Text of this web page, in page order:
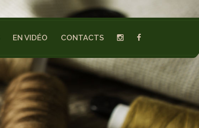
EN VIDÉO CONTACTS